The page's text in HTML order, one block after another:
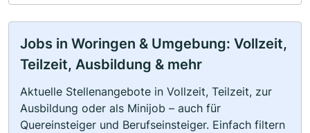
Jobs in Woringen & Umgebung: Vollzeit,
Teilzeit, Ausbildung & mehr
Aktuelle Stellenangebote in Vollzeit, Teilzeit, zur
Ausbildung oder als Minijob – auch für
Quereinsteiger und Berufseinsteiger. Einfach filtern